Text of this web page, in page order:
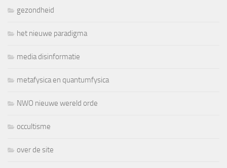
gezondheid
het nieuwe paradigma
media disinformatie
metafysica en quantumfysica
NWO nieuwe wereld orde
occultisme
over de site